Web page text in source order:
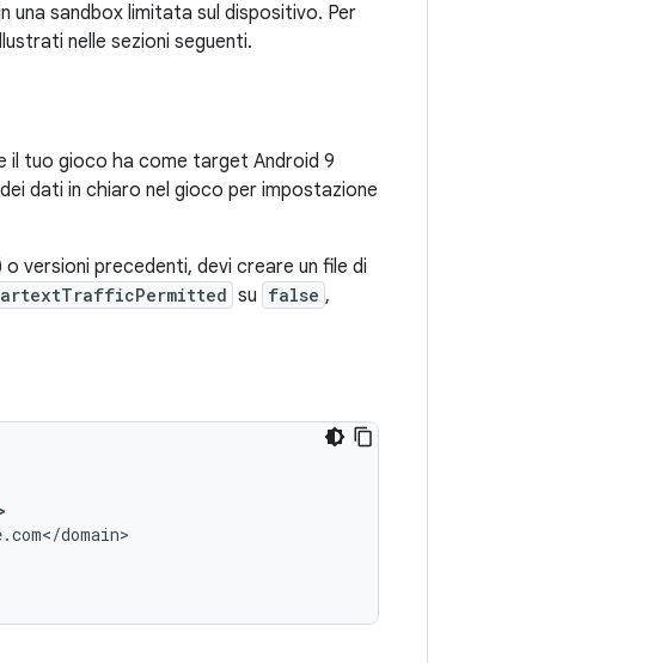
una sandbox limitata sul dispositivo. Per
nelle sezioni seguenti.
il tuo gioco ha come target Android 9
dati in chiaro nel gioco per impostazione
versioni precedenti, devi creare un file di
su false ,